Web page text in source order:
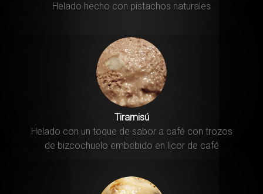
Helado hecho con pistachos naturales
Tiramisú
Helado con un toque de sabor a café con trozos
de bizcochuelo embebido en licor de café